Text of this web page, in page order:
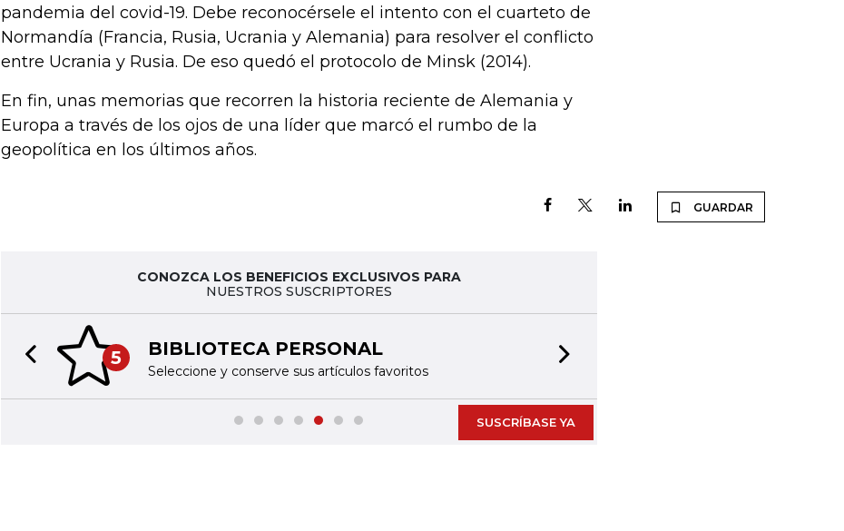
pandemia del covid-19. Debe reconocérsele el intento con el cuarteto de
Normandía (Francia, Rusia, Ucrania y Alemania) para resolver el conflicto
entre Ucrania y Rusia. De eso quedó el protocolo de Minsk (2014).
En fin, unas memorias que recorren la historia reciente de Alemania y
Europa a través de los ojos de una líder que marcó el rumbo de la
geopolítica en los últimos años.
GUARDAR
CONOZCA LOS BENEFICIOS EXCLUSIVOS PARA
NUESTROS SUSCRIPTORES
5 BIBLIOTECA PERSONAL
Seleccione y conserve sus artículos favoritos
Previous slide
SUSCRÍBASE YA